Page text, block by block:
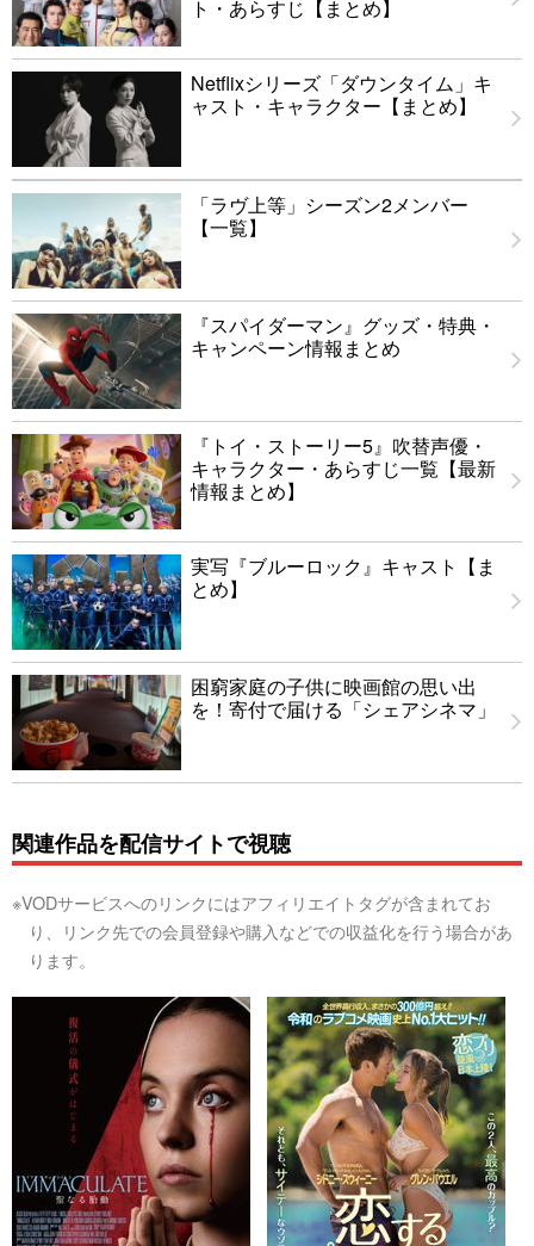
ト・あらすじ【まとめ】
Netflixシリーズ「ダウンタイム」キ
ャスト・キャラクター【まとめ】
「ラヴ上等」シーズン2メンバー
【一覧】
『スパイダーマン』グッズ・特典・
キャンペーン情報まとめ
『トイ・ストーリー5』吹替声優・
キャラクター・あらすじ一覧【最新
情報まとめ】
実写『ブルーロック』キャスト【ま
とめ】
困窮家庭の子供に映画館の思い出
を！寄付で届ける「シェアシネマ」
関連作品を配信サイトで視聴
※VODサービスへのリンクにはアフィリエイトタグが含まれてお
り、リンク先での会員登録や購入などでの収益化を行う場合があ
ります。